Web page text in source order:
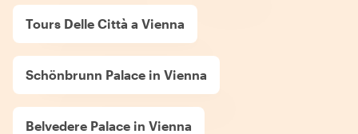
Tours Delle Città a Vienna
Schönbrunn Palace in Vienna
Belvedere Palace in Vienna